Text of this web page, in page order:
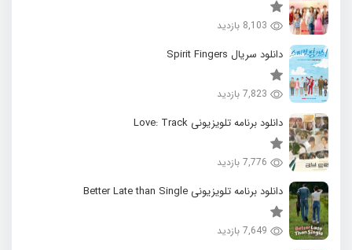
8,103 بازدید
دانلود سریال Spirit Fingers
7,823 بازدید
دانلود برنامه تلویزیونی Love: Track
7,776 بازدید
دانلود برنامه تلویزیونی Better Late than Single
7,649 بازدید